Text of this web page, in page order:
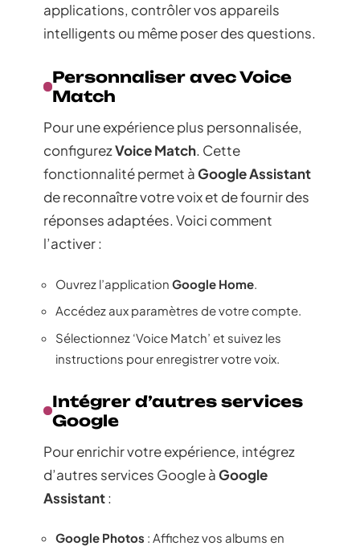
applications, contrôler vos appareils
intelligents ou même poser des questions.
Personnaliser avec Voice
Match
Pour une expérience plus personnalisée,
configurezVoice Match. Cette
fonctionnalité permet àGoogle Assistant
de reconnaître votre voix et de fournir des
réponses adaptées. Voici comment
l’activer :
Ouvrez l’application Google Home
Accédez aux paramètres de votre compte.
Sélectionnez ‘Voice Match’ et suivez les
instructions pour enregistrer votre voix.
Intégrer d’autres services
Google
Pour enrichir votre expérience, intégrez
d’autres services Google àGoogle
Assistant:
Google Photos : Affichez vos albums en